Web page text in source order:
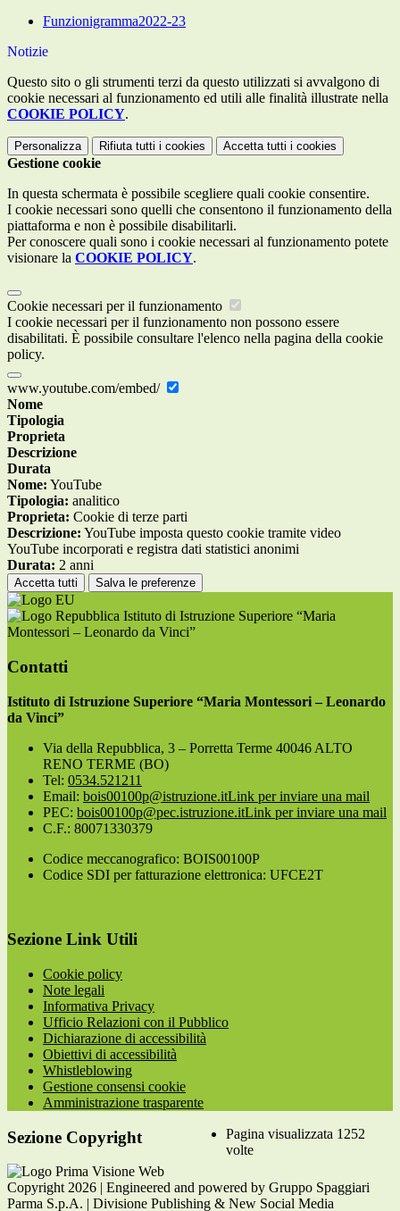
Funzionigramma2022-23
Notizie
Questo sito o gli strumenti terzi da questo utilizzati si avvalgono di
cookie necessari al funzionamento ed utili alle finalità illustrate nella
COOKIE POLICY.
Personalizza Rifiuta tutti i cookies Accetta tutti i cookies
Gestione cookie
In questa schermata è possibile scegliere quali cookie consentire.
I cookie necessari sono quelli che consentono il funzionamento della
piattaforma e non è possibile disabilitarli.
Per conoscere quali sono i cookie necessari al funzionamento potete
visionare la COOKIE POLICY.
Cookie necessari per il funzionamento
I cookie necessari per il funzionamento non possono essere
disabilitati. È possibile consultare l'elenco nella pagina della cookie
policy.
www.youtube.com/embed/
Nome
Tipologia
Proprieta
Descrizione
Durata
Nome: YouTube
Tipologia: analitico
Proprieta: Cookie di terze parti
Descrizione: YouTube imposta questo cookie tramite video
YouTube incorporati e registra dati statistici anonimi
Durata: 2 anni
Accetta tutti Salva le preferenze
Istituto di Istruzione Superiore “Maria
Montessori – Leonardo da Vinci”
Contatti
Istituto di Istruzione Superiore “Maria Montessori – Leonardo
da Vinci”
Via della Repubblica, 3 – Porretta Terme 40046 ALTO
RENO TERME (BO)
Tel: 0534.521211
Email: bois00100p@istruzione.itLink per inviare una mail
PEC: bois00100p@pec.istruzione.itLink per inviare una mail
C.F.: 80071330379
Codice meccanografico: BOIS00100P
Codice SDI per fatturazione elettronica: UFCE2T
Sezione Link Utili
Cookie policy
Note legali
Informativa Privacy
Ufficio Relazioni con il Pubblico
Dichiarazione di accessibilità
Obiettivi di accessibilità
Whistleblowing
Gestione consensi cookie
Amministrazione trasparente
Pagina visualizzata 1252
volte
Sezione Copyright
Copyright 2026 | Engineered and powered by Gruppo Spaggiari
Parma S.p.A. | Divisione Publishing & New Social Media